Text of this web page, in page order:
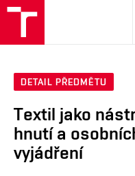
DETAIL PŘEDMĚTU
Textil jako
hnutí a
vyjádření